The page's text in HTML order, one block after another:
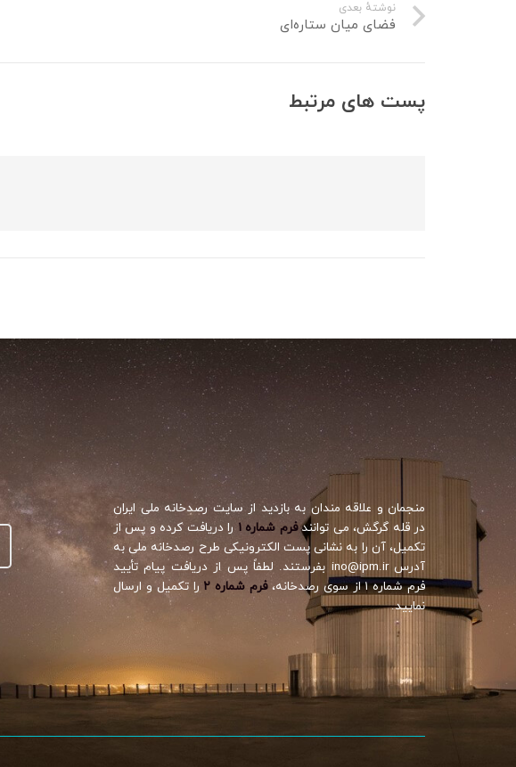
نوشتهٔ بعدی
فضای میان ستاره‌ای
پست های مرتبط
منجمان و علاقه مندان به بازدید از سایت رصدخانه ملی ایران
در قله گرگش، می توانندفرم شماره ۱ را دریافت کرده و پس از
تکمیل، آن را به نشانی پست الکترونیکی طرح رصدخانه ملی به
آدرس ino@ipm.ir بفرستند. لطفاً پس از دریافت پیام تأیید
فرم شماره ۱ از سوی رصدخانه،
فرم شماره ۲
را تکمیل و ارسال
نمایید.